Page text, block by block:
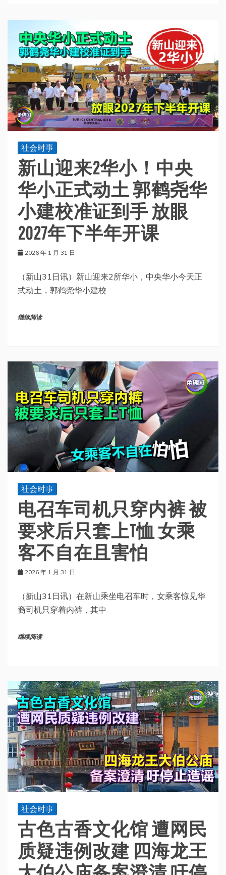
社会时事
新山迎来2华小！中央
华小正式动土 郭鹤尧华
小建校准证到手 放眼
2027年下半年开课
2026 年 1 月 31 日
（新山31日讯）新山迎来2所华小，中央华小今天正
式动土，郭鹤尧华小建校
继续阅读
社会时事
电召车司机只穿内裤 被
要求后只套上T恤 女乘
客不自在且害怕
2026 年 1 月 31 日
（新山31日讯）在新山乘坐电召车时，女乘客惊见华
裔司机只穿着内裤，其中
继续阅读
社会时事
古色古香文化馆 遭网民
质疑违例改建 四海龙王